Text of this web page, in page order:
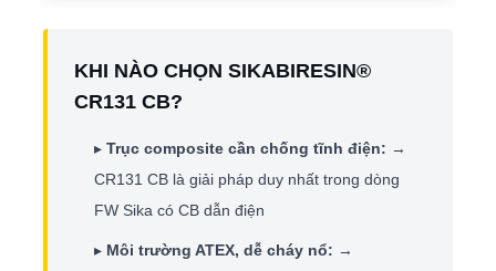
KHI NÀO CHỌN SIKABIRESIN®
CR131 CB?
▸Trục composite cần chống tĩnh điện: →
CR131 CB là giải pháp duy nhất trong dòng
FW Sika có CB dẫn điện
▸ Môi trường ATEX, dễ cháy nổ: →